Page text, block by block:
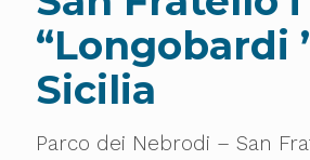
“Longobardi
Sicilia
Parco dei Nebrodi – San